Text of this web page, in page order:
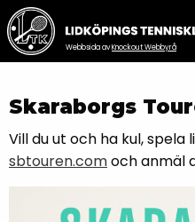
Webbsida avKnockout Webbyrå
Skaraborgs
Vill du ut och ha kul, spela
sbtouren.comoch anmäl